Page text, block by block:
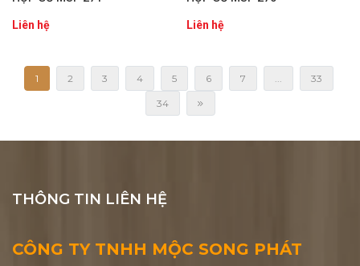
Liên hệ Liên hệ
1 2 3 4 5 6 7 ... 33
34
THÔNG TIN LIÊN HỆ
CÔNG TY TNHH MỘC SONG PHÁT